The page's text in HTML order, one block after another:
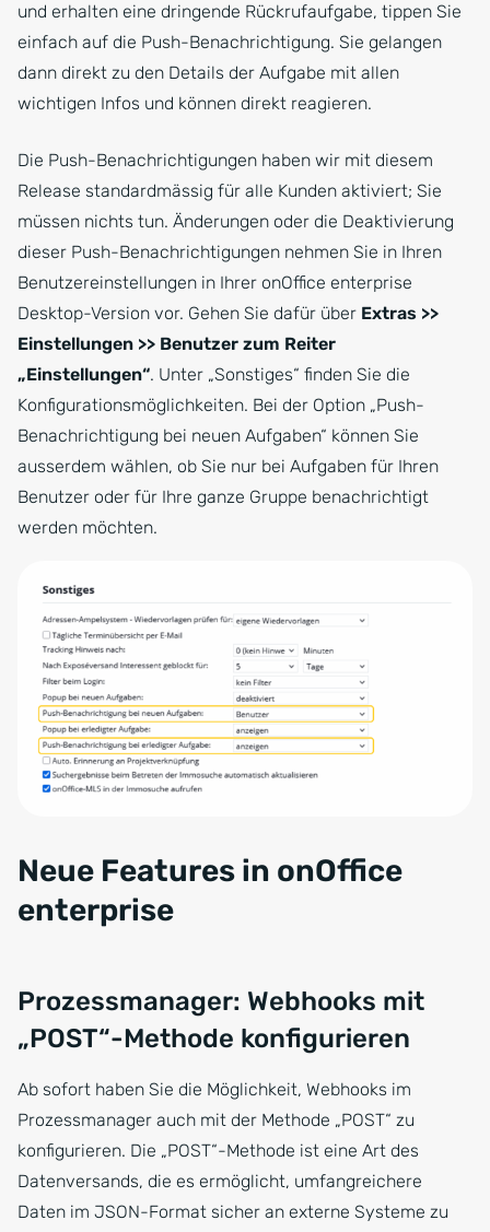
und erhalten eine dringende Rückrufaufgabe, tippen Sie
einfach auf die Push-Benachrichtigung. Sie gelangen
dann direkt zu den Details der Aufgabe mit allen
wichtigen Infos und können direkt reagieren.
Die Push-Benachrichtigungen haben wir mit diesem
Release standardmässig für alle Kunden aktiviert; Sie
müssen nichts tun. Änderungen oder die Deaktivierung
dieser Push-Benachrichtigungen nehmen Sie in Ihren
Benutzereinstellungen in Ihrer onOffice enterprise
Desktop-Version vor. Gehen Sie dafür über Extras >>
Einstellungen >> Benutzer zum Reiter
„Einstellungen“. Unter „Sonstiges“ finden Sie die
Konfigurationsmöglichkeiten. Bei der Option „Push-
Benachrichtigung bei neuen Aufgaben“ können Sie
ausserdem wählen, ob Sie nur bei Aufgaben für Ihren
Benutzer oder für Ihre ganze Gruppe benachrichtigt
werden möchten.
Neue Features in onOffice
enterprise
Prozessmanager: Webhooks mit
„POST“-Methode konfigurieren
Ab sofort haben Sie die Möglichkeit, Webhooks im
Prozessmanager auch mit der Methode „POST“ zu
konfigurieren. Die „POST“-Methode ist eine Art des
Datenversands, die es ermöglicht, umfangreichere
Daten im JSON-Format sicher an externe Systeme zu